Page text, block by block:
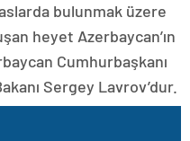
bulunmak üzere
heyet Azerbaycan’ın
Cumhurbaşkanı
Sergey Lavrov’dur.